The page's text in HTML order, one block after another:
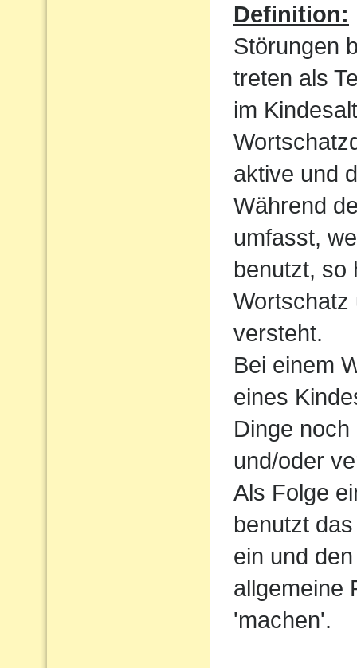
Definition:
Störungen
treten als
im
aktive und
Während
umfasst,
benutzt, so
Wortschatz
versteht.
Bei einem
eines
Dinge
und/oder
Als Folge
benutzt
ein und
allgemeine
'machen'.